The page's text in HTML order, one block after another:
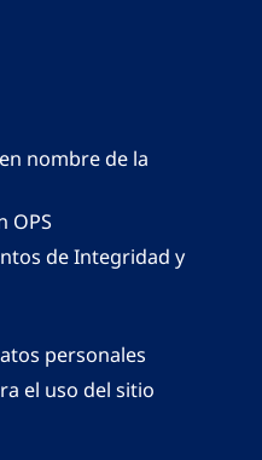
nombre de la
OPS
de Integridad y
personales
el uso del sitio